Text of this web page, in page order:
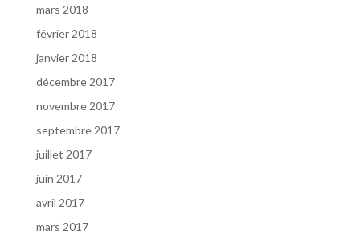
mars 2018
février 2018
janvier 2018
décembre 2017
novembre 2017
septembre 2017
juillet 2017
juin 2017
avril 2017
mars 2017